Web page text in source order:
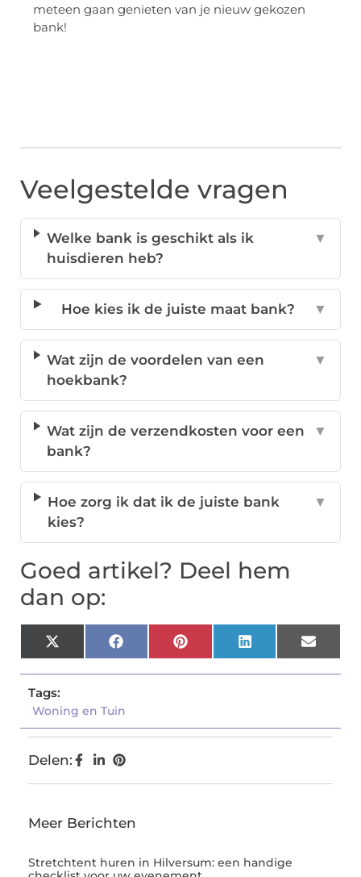
meteen gaan genieten van je nieuw gekozen
bank!
Veelgestelde vragen
Welke bank is geschikt als ik
huisdieren heb?
▼
Hoe kies ik de juiste maat bank? ▼
Wat zijn de voordelen van een
hoekbank?
▼
Wat zijn de verzendkosten voor een
bank?
▼
Hoe zorg ik dat ik de juiste bank
kies?
▼
Goed artikel? Deel hem
dan op:
X
(Twitter)
FacebookPinterestLinkedInEmail
Tags:
Woning en Tuin
Delen:
Meer Berichten
Stretchtent huren in Hilversum: een handige